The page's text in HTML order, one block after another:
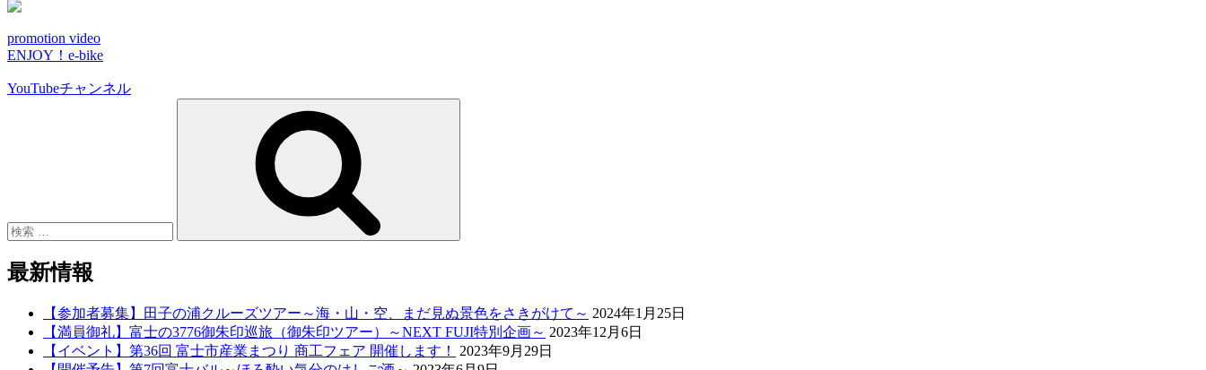
promotion video
ENJOY！e-bike
YouTubeチャンネル
最新情報
【参加者募集】田子の浦クルーズツアー～海・山・空、まだ見ぬ景色をさきがけて～ 2024年1月25日
【満員御礼】富士の3776御朱印巡旅（御朱印ツアー）～NEXT FUJI特別企画～ 2023年12月6日
【イベント】第36回 富士市産業まつり 商工フェア 開催します！
2023年9月29日